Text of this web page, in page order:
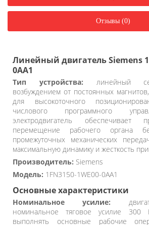
Отзывы (0)
Линейный двигатель Siemens
0AA1
Тип устройства: линейный
возбуждением от постоянных
для высокоточного
числового программного
электродвигатель обеспечивает
перемещение рабочего органа
промежуточных механических
максимальную динамику и жесткость
Производитель: Siemens
Модель: 1FN3150-1WE00-0AA1
Основные характеристики
Номинальное усилие:
номинальное тяговое усилие 300
выполнять основные рабочие